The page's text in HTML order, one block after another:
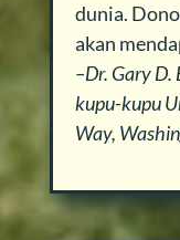
dunia. Donor dapat yakin bahwa mereka
akan
–Dr. Gary
kupu-kupu
Way,